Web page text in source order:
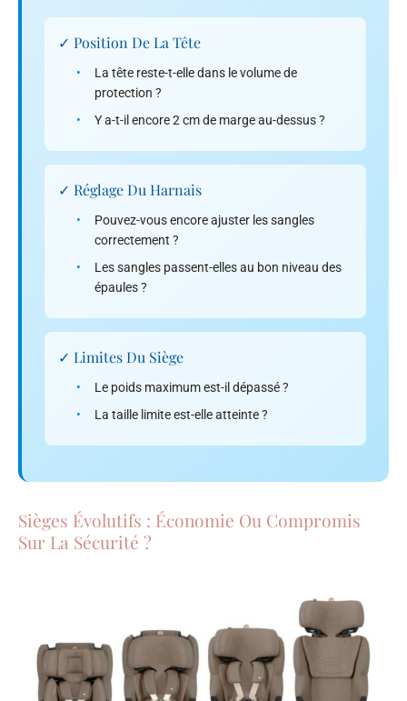
✓ Position De La Tête
•
La tête reste-t-elle dans le volume de
protection ?
•
Y a-t-il encore 2 cm de marge au-dessus ?
✓ Réglage Du Harnais
•
Pouvez-vous encore ajuster les sangles
correctement ?
•
Les sangles passent-elles au bon niveau des
épaules ?
✓ Limites Du Siège
•
Le poids maximum est-il dépassé ?
•
La taille limite est-elle atteinte ?
Sièges Évolutifs : Économie Ou Compromis
Sur La Sécurité ?